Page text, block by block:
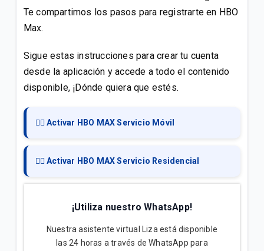
Te compartimos los pasos para registrarte en HBO
Max.
Sigue estas instrucciones para crear tu cuenta
desde la aplicación y accede a todo el contenido
disponible, ¡Dónde quiera que estés.
👉🏻 Activar HBO MAX Servicio Móvil
👉🏻 Activar HBO MAX Servicio Residencial
¡Utiliza nuestro WhatsApp!
Nuestra asistente virtual Liza está disponible
las 24 horas a través de WhatsApp para